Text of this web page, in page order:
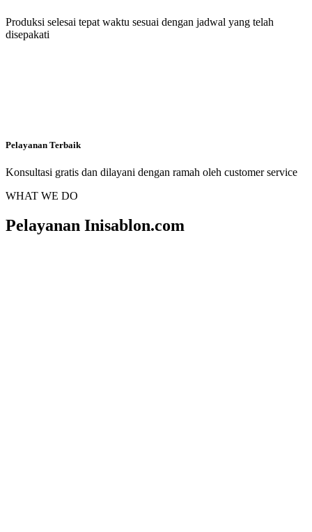
Produksi selesai tepat waktu sesuai dengan jadwal yang telah
disepakati
Pelayanan Terbaik
Konsultasi gratis dan dilayani dengan ramah oleh customer service
WHAT WE DO
Pelayanan Inisablon.com